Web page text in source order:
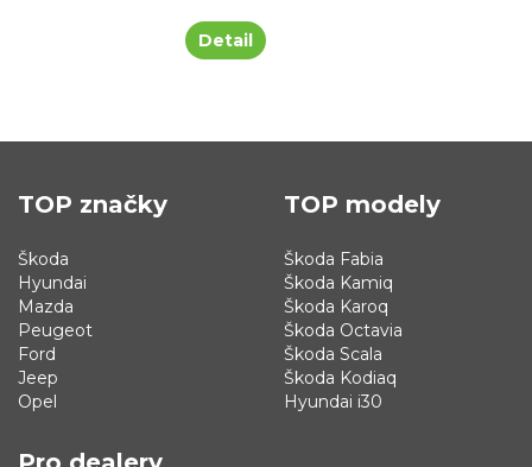
Detail
TOP značky
Škoda
Hyundai
Mazda
Peugeot
Ford
Jeep
Opel
TOP modely
Škoda Fabia
Škoda Kamiq
Škoda Karoq
Škoda Octavia
Škoda Scala
Škoda Kodiaq
Hyundai i30